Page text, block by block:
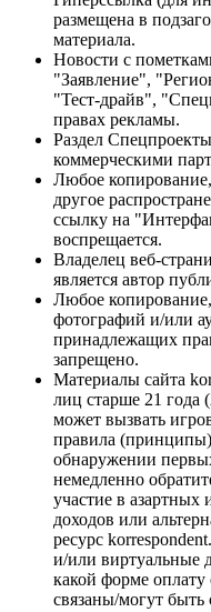
размещена в
материала.
Новости с
"Заявление",
"Тест-драйв",
правах рекламы.
Раздел
коммерческими
Любое
другое
ссылку на
воспрещается.
Владелец веб-
является автор
Любое
фотографий и/или
принадлежащих
запрещено.
Материалы сайта
лиц старше 21 года
может вызвать
правила
обнаружении
немедленно
участие в азартных
доходов или
ресурс
и/или виртуальные
какой форме оплату
связаны/могут